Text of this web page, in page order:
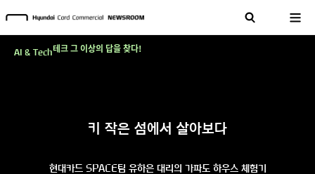
키 작은 섬에서 살아보다
현대카드 SPACE팀 유하은 대리의 가파도 하우스 체험기
AI & Tech현대카드, 스테이블코인 국제송금 실제 도입 가능한 수준 준비 마쳐